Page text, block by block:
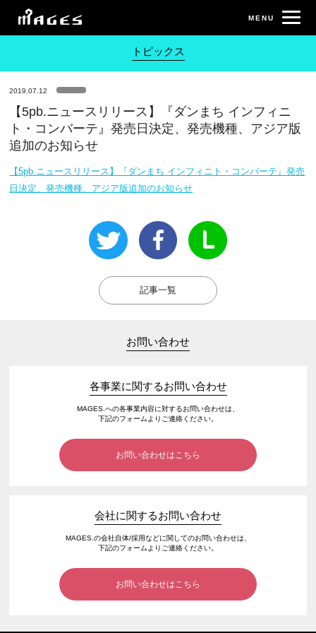
トピックス
2019.07.12
【5pb.ニュースリリース】『ダンまち インフィニ
ト・コンバーテ』発売日決定、発売機種、アジア版
追加のお知らせ
【5pb.ニュースリリース】『ダンまち インフィニト・コンバーテ』発売
日決定、発売機種、アジア版追加のお知らせ
記事一覧
お問い合わせ
各事業に関するお問い合わせ
MAGES.への各事業内容に対するお問い合わせは、
下記のフォームよりご連絡ください。
お問い合わせはこちら
会社に関するお問い合わせ
MAGES.の会社自体/採用などに関してのお問い合わせは、
下記のフォームよりご連絡ください。
お問い合わせはこちら